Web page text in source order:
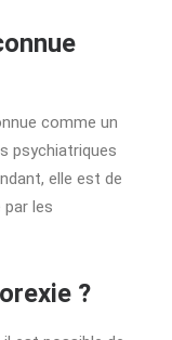
comme un
psychiatriques
elle est de
par les
?